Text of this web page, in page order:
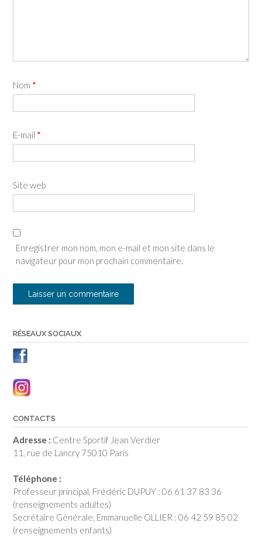
Nom *
E-mail *
Site web
Enregistrer mon nom, mon e-mail et mon site dans le
navigateur pour mon prochain commentaire.
RÉSEAUX SOCIAUX
CONTACTS
Adresse : Centre Sportif Jean Verdier
11, rue de Lancry 75010 Paris
Téléphone :
Professeur principal, Frédéric DUPUY : 06 61 37 83 36
(renseignements adultes)
Secrétaire Générale, Emmanuelle OLLIER : 06 42 59 85 02
(renseignements enfants)